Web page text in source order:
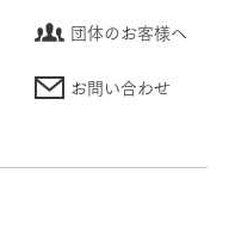
団体のお客様へ
お問い合わせ